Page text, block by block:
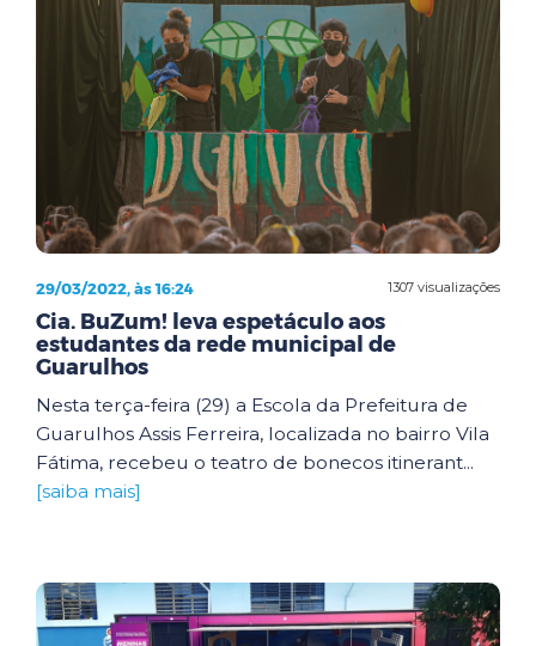
1307 visualizações
29/03/2022, às 16:24
Cia. BuZum! leva espetáculo aos
estudantes da rede municipal de
Guarulhos
Nesta terça-feira (29) a Escola da Prefeitura de
Guarulhos Assis Ferreira, localizada no bairro Vila
Fátima, recebeu o teatro de bonecos itinerant...
[saiba mais]